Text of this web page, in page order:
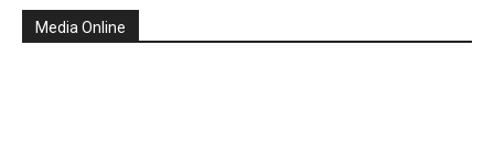
Media Online